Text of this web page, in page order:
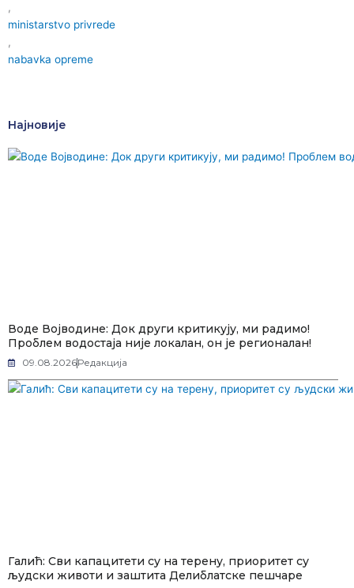
,
ministarstvo privrede
,
nabavka opreme
Најновије
Воде Војводине: Док други критикују, ми радимо!
Проблем водостаја није локалан, он је регионалан!
09.08.2026Редакција
Галић: Сви капацитети су на терену, приоритет су
људски животи и заштита Делиблатске пешчаре